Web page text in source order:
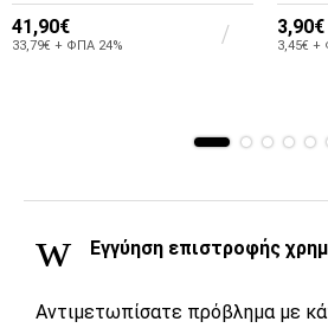
41,90€
33,79€ + ΦΠΑ 24%
3,90€
3,45€ +
Εγγύηση επιστροφής
Αντιμετωπίσατε πρόβλημα με